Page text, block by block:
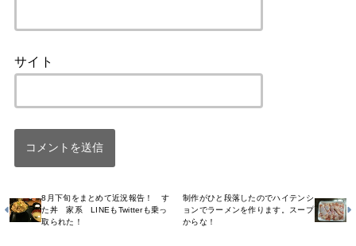
サイト
8月下旬をまとめて近況報告！ す
た丼 家系 LINEもTwitterも乗っ
取られた！
制作がひと段落したのでハイテンシ
ョンでラーメンを作ります。スープ
からな！